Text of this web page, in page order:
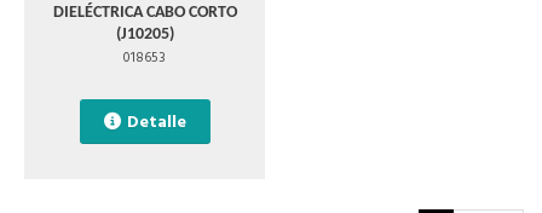
DIELÉCTRICA CABO CORTO
(J10205)
018653
Detalle